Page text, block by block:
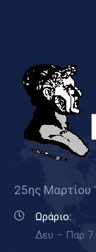
25ης Μαρτίου
Ωράριο:
Δευ – Παρ